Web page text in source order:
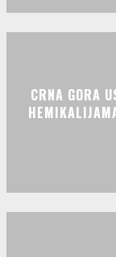
CRNA GORA